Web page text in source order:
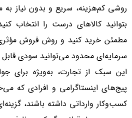
روشی کم‌هزینه، سریع و بدون نیاز
بتوانید کالا‌های درست را انتخاب
مطمئن خرید کنید و روش فروش مؤثری
سرمایه‌ای محدود می‌توانید سودی
این سبک از تجارت، به‌ویژه برای
پیج‌های اینستاگرامی و افرادی که
کسب‌وکار وارداتی داشته باشند،